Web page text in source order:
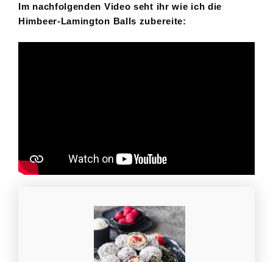
Im nachfolgenden Video seht ihr wie ich die
Himbeer-Lamington Balls zubereite: